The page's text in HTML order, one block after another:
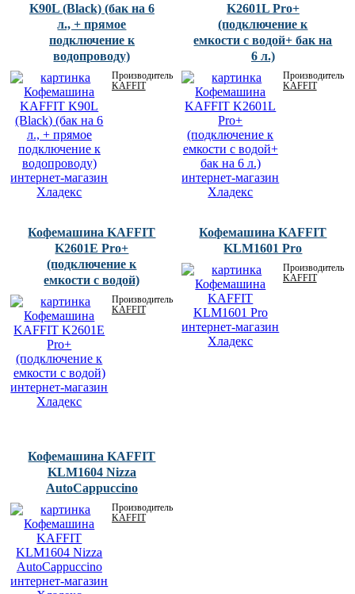
K90L (Black) (бак на 6
л., + прямое
подключение к
водопроводу)
Производитель:
KAFFIT
K2601L Pro+
(подключение к
емкости с водой+ бак на
6 л.)
Производитель:
KAFFIT
Кофемашина KAFFIT
K2601E Pro+
(подключение к
емкости с водой)
Производитель:
KAFFIT
Кофемашина KAFFIT
KLM1601 Pro
Производитель:
KAFFIT
Кофемашина KAFFIT
KLM1604 Nizza
AutoCappuccino
Производитель:
KAFFIT